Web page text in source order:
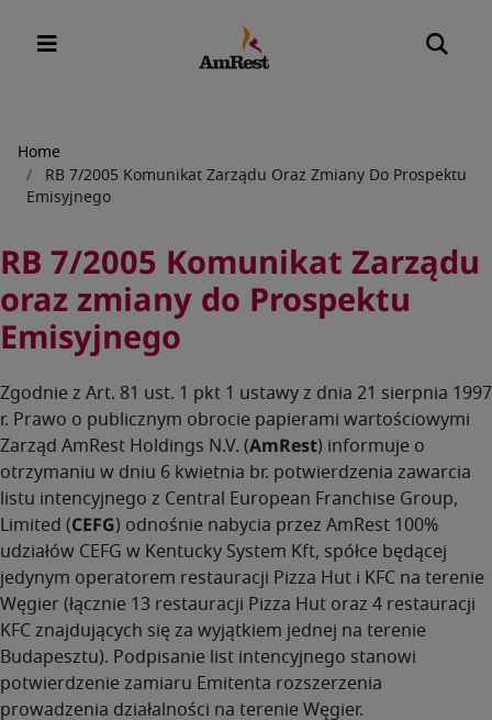
Breadcrumb
Home
RB 7/2005 Komunikat Zarządu Oraz Zmiany Do Prospektu
Emisyjnego
RB 7/2005 Komunikat Zarządu
oraz zmiany do Prospektu
Emisyjnego
Zgodnie z Art. 81 ust. 1 pkt 1 ustawy z dnia 21 sierpnia 1997
r. Prawo o publicznym obrocie papierami wartościowymi
Zarząd AmRest Holdings N.V. (AmRest) informuje o
otrzymaniu w dniu 6 kwietnia br. potwierdzenia zawarcia
listu intencyjnego z Central European Franchise Group,
Limited (CEFG) odnośnie nabycia przez AmRest 100%
udziałów CEFG w Kentucky System Kft, spółce będącej
jedynym operatorem restauracji Pizza Hut i KFC na terenie
Węgier (łącznie 13 restauracji Pizza Hut oraz 4 restauracji
KFC znajdujących się za wyjątkiem jednej na terenie
Budapesztu). Podpisanie list intencyjnego stanowi
potwierdzenie zamiaru Emitenta rozszerzenia
prowadzenia działalności na terenie Węgier.